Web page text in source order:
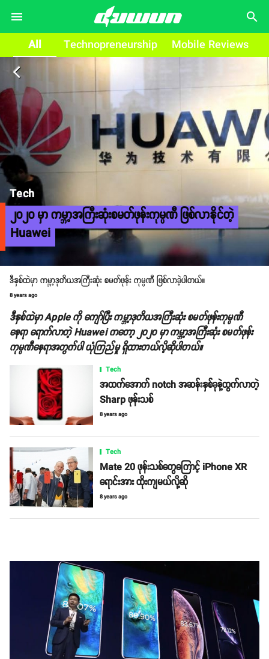
search
All Technopreneurship Mobile Reviews
arrow_back_ios
Tech
၂၀၂၀ မှာ ကမ္ဘာ့အကြီးဆုံးစမတ်ဖုန်းကုမ္ပဏီ ဖြစ်လာနိုင်တဲ့
Huawei
ဒီနှစ်ထဲမှာ ကမ္ဘာ့ဒုတိယအကြီးဆုံး စမတ်ဖုန်း ကုမ္ပဏီ ဖြစ်လာခဲ့ပါတယ်။
8 years ago
ဒီနှစ်ထဲမှာ Apple ကို ကျော်ပြီး ကမ္ဘာ့ဒုတိယအကြီးဆုံး စမတ်ဖုန်းကုမ္ပဏီ
နေရာ ရောက်လာတဲ့ Huawei ကတော့ ၂၀၂၀ မှာ ကမ္ဘာ့အကြီးဆုံး စမတ်ဖုန်း
ကုမ္ပဏီနေရာအတွက်ပါ ယုံကြည်မှု ရှိထားတယ်လိ့ဆိုပါတယ်။
Tech
အထက်အောက် notch အဆန်းနှစ်ခုနဲ့ထွက်လာတဲ့
Sharp ဖုန်းသစ်
8 years ago
Tech
Mate 20 ဖုန်းသစ်တွေကြောင့် iPhone XR
ရောင်းအား ထိုးကျမယ်လို့ဆို
8 years ago